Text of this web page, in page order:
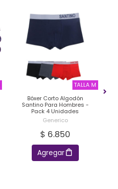
TALLA M
Bóxer Corto Algodón
Santino Para Hombres -
Pack 4 Unidades
Generico
$ 6.850
Agregar